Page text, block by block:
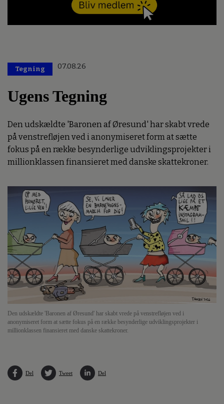
Tegning 07.08.26
Ugens Tegning
Den udskældte 'Baronen af Øresund' har skabt vrede
på venstrefløjen ved i anonymiseret form at sætte
fokus på en række besynderlige udviklingsprojekter i
millionklassen finansieret med danske skattekroner.
Den udskældte 'Baronen af Øresund' har skabt vrede på venstrefløjen ved i
anonymiseret form at sætte fokus på en række besynderlige udviklingsprojekter i
millionklassen finansieret med danske skattekroner.
Del Tweet Del